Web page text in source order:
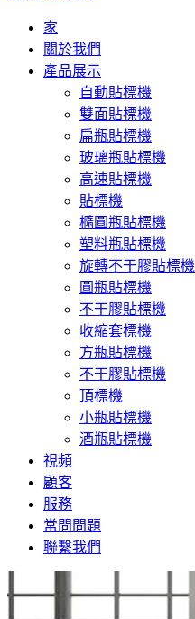
家
關於我們
產品展示
自動貼標機
雙面貼標機
扁瓶貼標機
玻璃瓶貼標機
高速貼標機
貼標機
橢圓瓶貼標機
塑料瓶貼標機
旋轉不干膠貼標機
圓瓶貼標機
不干膠貼標機
收縮套標機
方瓶貼標機
不干膠貼標機
頂標機
小瓶貼標機
酒瓶貼標機
視頻
顧客
服務
常問問題
聯繫我們